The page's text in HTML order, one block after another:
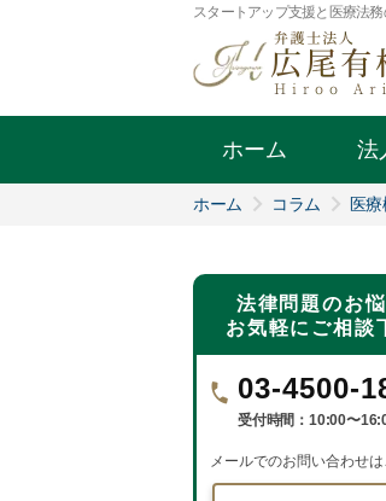
スタートアップ支援と医療法
ホーム 法
ホーム コラム 医
法律問題のお
お気軽にご相談
03-4500-
受付時間：10:00〜
メールでのお問い合わせ